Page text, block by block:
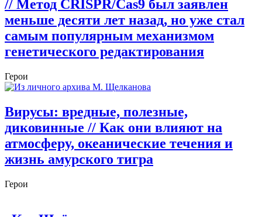
// Метод CRISPR/Cas9 был заявлен
меньше десяти лет назад, но уже стал
самым популярным механизмом
генетического редактирования
Герои
Вирусы: вредные, полезные,
диковинные // Как они влияют на
атмосферу, океанические течения и
жизнь амурского тигра
Герои